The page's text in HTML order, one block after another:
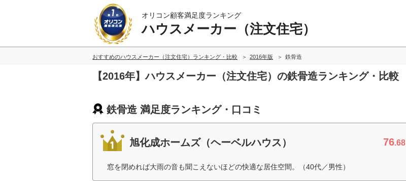
オリコン顧客満足度ランキング
ハウスメーカー（注文住宅）
おすすめのハウスメーカー（注文住宅）ランキング・比較 2016年版 鉄骨造
【2016年】ハウスメーカー（注文住宅）の鉄骨造ランキング・比較
鉄骨造 満足度ランキング・口コミ
旭化成ホームズ（ヘーベルハウス） 76.68
窓を閉めれば大雨の音も聞こえないほどの快適な居住空間。（40代／男性）